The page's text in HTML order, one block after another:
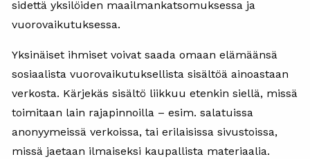
sidettä yksilöiden maailmankatsomuksessa ja
vuorovaikutuksessa.
Yksinäiset ihmiset voivat saada omaan elämäänsä
sosiaalista vuorovaikutuksellista sisältöä ainoastaan
verkosta. Kärjekäs sisältö liikkuu etenkin siellä, missä
toimitaan lain rajapinnoilla – esim. salatuissa
anonyymeissä verkoissa, tai erilaisissa sivustoissa,
missä jaetaan ilmaiseksi kaupallista materiaalia.